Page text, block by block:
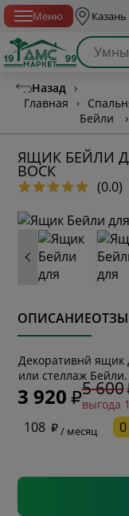
Меню Казань
Назад ›
Главная
›
Бейли
›
ЯЩИК БЕЙЛИ
ВОСК
(0.0)
ОПИСАНИЕ
Декоративнй ящик
или стеллаж Бейли.
3 920 5 600
выгода
108
/ месяц
* обязательное поле
*